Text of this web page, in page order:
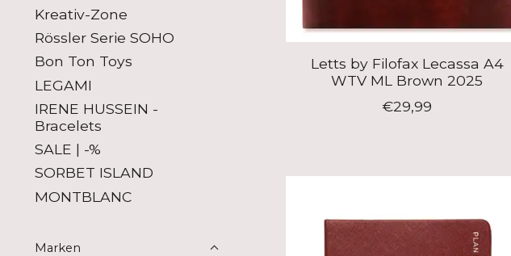
Kreativ-Zone
Rössler Serie SOHO
Bon Ton Toys
LEGAMI
IRENE HUSSEIN -
Bracelets
SALE | -%
SORBET ISLAND
MONTBLANC
Marken
Letts by Filofax Lecassa A4
WTV ML Brown 2025
€29,99